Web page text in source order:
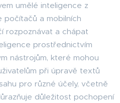
umělé inteligence z
počítačů a mobilních
rozpoznávat a chápat
prostřednictvím
nástrojům, které mohou
při úpravě textů
pro různé účely, včetně
důležitost pochopení